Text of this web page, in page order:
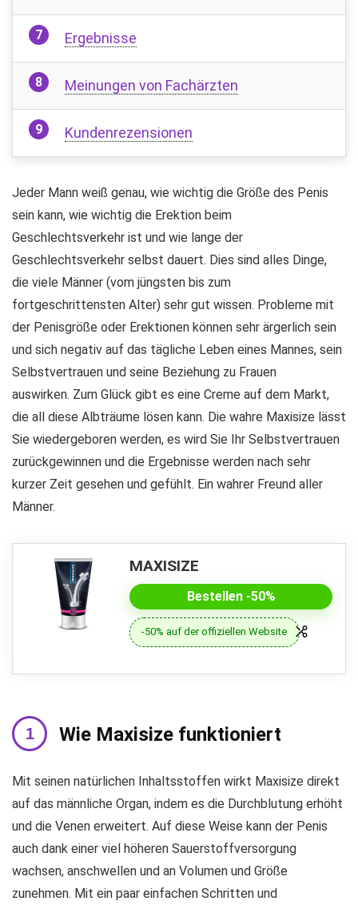
Ergebnisse
Meinungen von Fachärzten
Kundenrezensionen
Jeder Mann weiß genau, wie wichtig die Größe des Penis
sein kann, wie wichtig die Erektion beim
Geschlechtsverkehr ist und wie lange der
Geschlechtsverkehr selbst dauert. Dies sind alles Dinge,
die viele Männer (vom jüngsten bis zum
fortgeschrittensten Alter) sehr gut wissen. Probleme mit
der Penisgröße oder Erektionen können sehr ärgerlich sein
und sich negativ auf das tägliche Leben eines Mannes, sein
Selbstvertrauen und seine Beziehung zu Frauen
auswirken. Zum Glück gibt es eine Creme auf dem Markt,
die all diese Albträume lösen kann. Die wahre Maxisize lässt
Sie wiedergeboren werden, es wird Sie Ihr Selbstvertrauen
zurückgewinnen und die Ergebnisse werden nach sehr
kurzer Zeit gesehen und gefühlt. Ein wahrer Freund aller
Männer.
MAXISIZE
Bestellen -50%
-50% auf der offiziellen Website
Wie Maxisize funktioniert
Mit seinen natürlichen Inhaltsstoffen wirkt Maxisize direkt
auf das männliche Organ, indem es die Durchblutung erhöht
und die Venen erweitert. Auf diese Weise kann der Penis
auch dank einer viel höheren Sauerstoffversorgung
wachsen, anschwellen und an Volumen und Größe
zunehmen. Mit ein paar einfachen Schritten und